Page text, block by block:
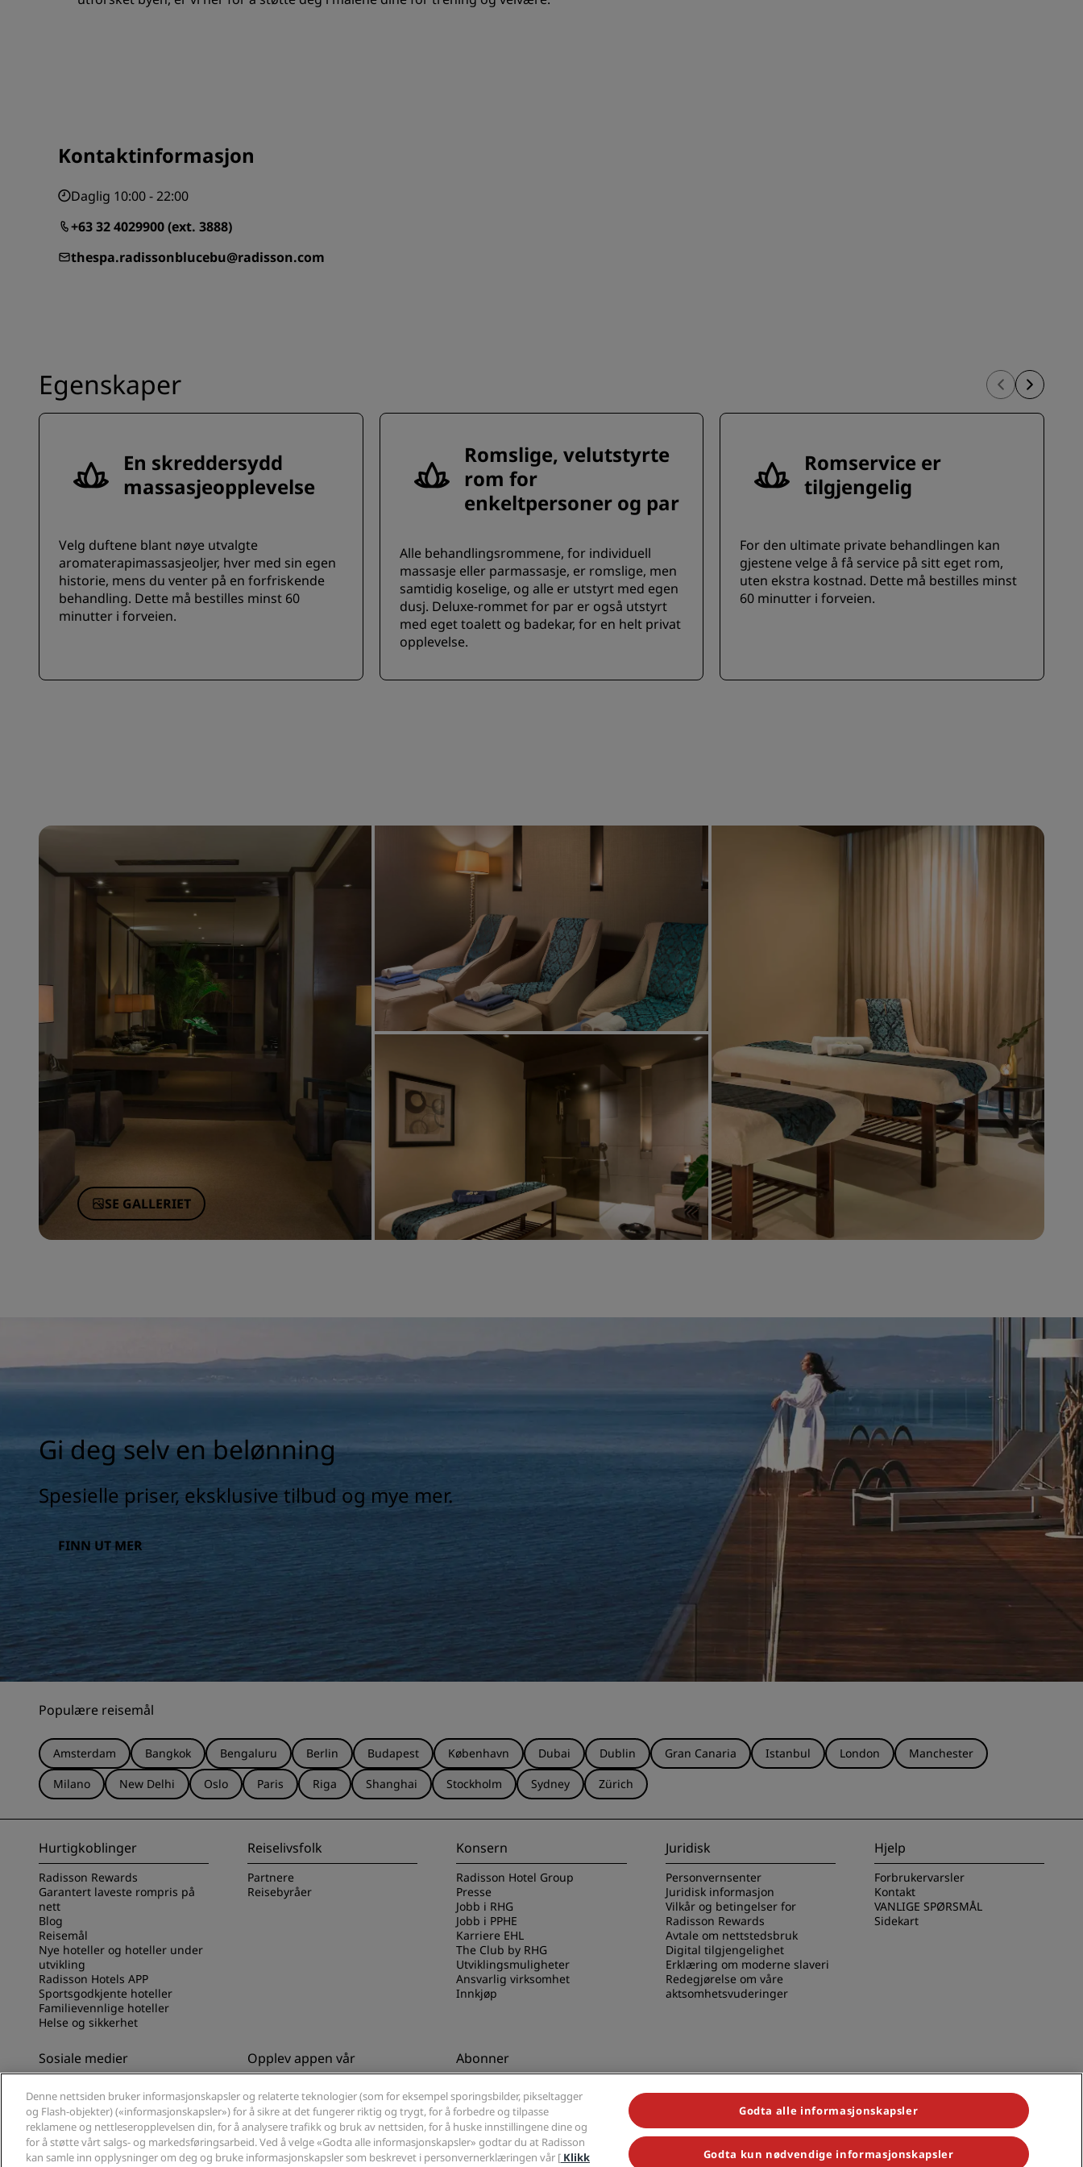
Kontaktinformasjon
Daglig 10:00 - 22:00
+63 32 4029900 (ext. 3888)
thespa.radissonblucebu@radisson.com
Egenskaper
En skreddersydd
massasjeopplevelse
Velg duftene blant nøye utvalgte
aromaterapimassasjeoljer, hver med sin egen
historie, mens du venter på en forfriskende
behandling. Dette må bestilles minst 60
minutter i forveien.
Romslige, velutstyrte
rom for
enkeltpersoner og par
Alle behandlingsrommene, for individuell
massasje eller parmassasje, er romslige, men
samtidig koselige, og alle er utstyrt med egen
dusj. Deluxe-rommet for par er også utstyrt
med eget toalett og badekar, for en helt privat
opplevelse.
Romservice er
tilgjengelig
For den ultimate private behandlingen kan
gjestene velge å få service på sitt eget rom,
uten ekstra kostnad. Dette må bestilles minst
60 minutter i forveien.
SE GALLERIET
Gi deg selv en belønning
Spesielle priser, eksklusive tilbud og mye mer.
FINN UT MER
Populære reisemål
Amsterdam Bangkok Bengaluru Berlin Budapest København Dubai Dublin Gran Canaria Istanbul London
Manchester
Milano
New Delhi Oslo Paris Riga Shanghai Stockholm Sydney Zürich
Hurtigkoblinger
Radisson Rewards
Garantert laveste rompris på
nett
Blog
Reisemål
Nye hoteller og hoteller under
utvikling
Radisson Hotels APP
Sportsgodkjente hoteller
Familievennlige hoteller
Helse og sikkerhet
Reiselivsfolk
Partnere
Reisebyråer
Konsern
Radisson Hotel Group
Presse
Jobb i RHG
Jobb i PPHE
Karriere EHL
The Club by RHG
Utviklingsmuligheter
Ansvarlig virksomhet
Innkjøp
Juridisk
Personvernsenter
Juridisk informasjon
Vilkår og betingelser for
Radisson Rewards
Avtale om nettstedsbruk
Digital tilgjengelighet
Erklæring om moderne slaveri
Redegjørelse om våre
aktsomhetsvuderinger
Hjelp
Forbrukervarsler
Kontakt
VANLIGE SPØRSMÅL
Sidekart
Sosiale medier Opplev appen vår Abonner
populære tilbudene våre
Denne nettsiden bruker informasjonskapsler og relaterte teknologier (som for eksempel sporingsbilder, pikseltagger
og Flash-objekter) («informasjonskapsler») for å sikre at det fungerer riktig og trygt, for å forbedre og tilpasse
reklamene og nettleseropplevelsen din, for å analysere trafikk og bruk av nettsiden, for å huske innstillingene dine og
for å støtte vårt salgs- og markedsføringsarbeid. Ved å velge «Godta alle informasjonskapsler» godtar du at Radisson
kan samle inn opplysninger om deg og bruke informasjonskapsler som beskrevet i personvernerklæringen vår [ Klikk
Godta alle informasjonskapsler
Godta kun nødvendige informasjonskapsler